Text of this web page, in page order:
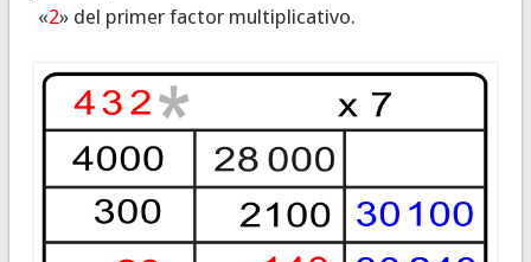
«2» del primer factor multiplicativo.